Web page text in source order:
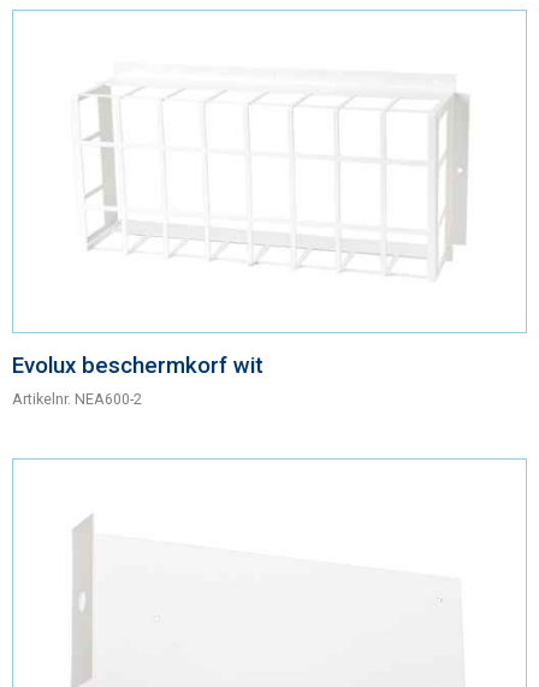
Evolux beschermkorf wit
Artikelnr. NEA600-2